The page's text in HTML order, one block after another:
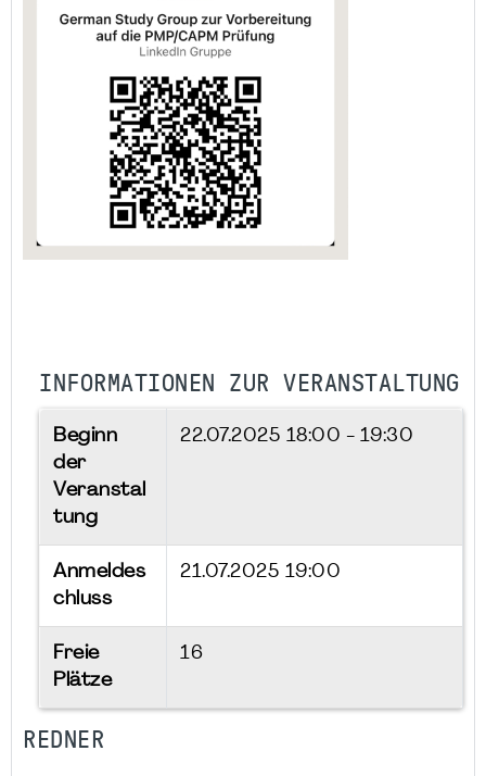
INFORMATIONEN ZUR VERANSTALTUNG
Beginn
der
Veranstal
tung
22.07.2025 18:00 - 19:30
Anmeldes
chluss
21.07.2025 19:00
Freie
Plätze
16
REDNER